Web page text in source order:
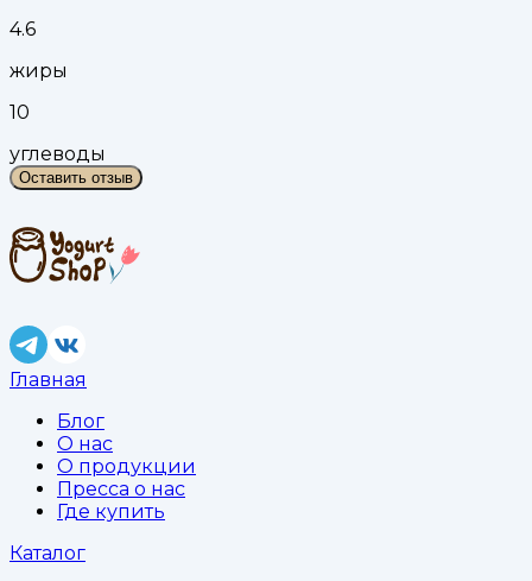
4.6
жиры
10
углеводы
Оставить отзыв
Главная
Блог
О нас
О продукции
Пресса о нас
Где купить
Каталог